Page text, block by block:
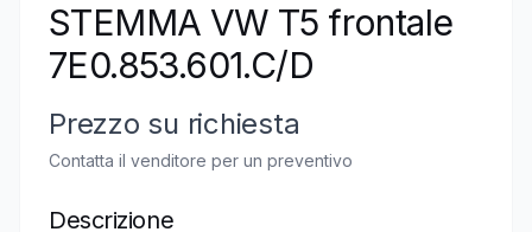
STEMMA VW T5 frontale
7E0.853.601.C/D
Prezzo su richiesta
Contatta il venditore per un preventivo
Descrizione